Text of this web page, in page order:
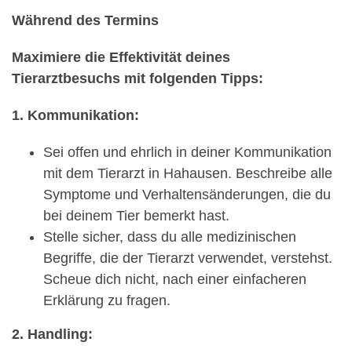
Während des Termins
Maximiere die Effektivität deines
Tierarztbesuchs mit folgenden Tipps:
1. Kommunikation:
Sei offen und ehrlich in deiner Kommunikation
mit dem Tierarzt in Hahausen. Beschreibe alle
Symptome und Verhaltensänderungen, die du
bei deinem Tier bemerkt hast.
Stelle sicher, dass du alle medizinischen
Begriffe, die der Tierarzt verwendet, verstehst.
Scheue dich nicht, nach einer einfacheren
Erklärung zu fragen.
2. Handling: